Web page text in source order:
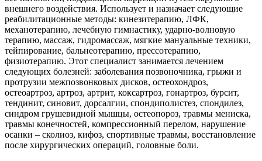
внешнего воздействия. Использует и назначает следующие
реабилитационные методы: кинезитерапию, ЛФК,
механотерапию, лечебную гимнастику, ударно-волновую
терапию, массаж, гидромассаж, мягкие мануальные техники,
тейпирование, бальнеотерапию, прессотерапию,
физиотерапию. Этот специалист занимается лечением
следующих болезней: заболевания позвоночника, грыжи и
протрузии межпозвонковых дисков, остеохондроз,
остеоартроз, артроз, артрит, коксартроз, гонартроз, бурсит,
тендинит, синовит, дорсалгии, спондиполистез, спондилез,
синдром грушевидной мышцы, остеопороз, травмы мениска,
травмы конечностей, компрессионный перелом, нарушение
осанки – сколиоз, кифоз, спортивные травмы, восстановление
после хирургических операций, головные боли.